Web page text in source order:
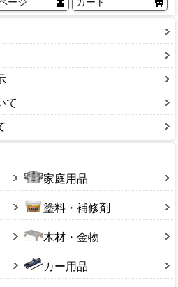
て
家庭用品
塗料・補修剤
木材・金物
カー用品